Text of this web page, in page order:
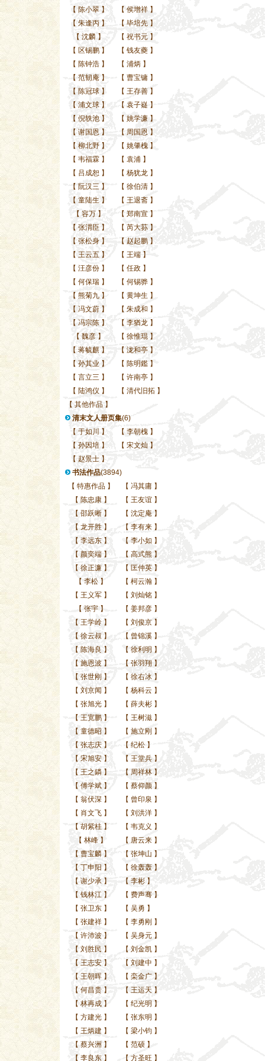
【 陈小翠 】 【 侯增祥 】
【 朱逢丙 】 【 毕培先 】
【 沈麟 】 【 祝书元 】
【 区锡鹏 】 【 钱友夔 】
【 陈钟浩 】 【 浦炳 】
【 范韧庵 】 【 曹宝镛 】
【 陈冠球 】 【 王存善 】
【 浦文球 】 【 袁子嶷 】
【 倪轶池 】 【 姚学濂 】
【 谢国恩 】 【 周国恩 】
【 柳北野 】 【 姚肇槐 】
【 韦福霖 】 【 袁浦 】
【 吕成恕 】 【 杨犹龙 】
【 阮汉三 】 【 徐伯清 】
【 童陆生 】 【 王退斋 】
【 容万 】 【 郑南宣 】
【 张渭臣 】 【 芮大荪 】
【 张松身 】 【 赵起鹏 】
【 王云五 】 【 王端 】
【 汪彦份 】 【 任政 】
【 何保瑞 】 【 何锡骅 】
【 熊菊九 】 【 黄坤生 】
【 冯文蔚 】 【 朱成和 】
【 冯宗陈 】 【 李猶龙 】
【 魏彦 】 【 徐惟琨 】
【 蒋毓麒 】 【 泷和亭 】
【 孙其业 】 【 陈明鑑 】
【 言立三 】 【 许南亭 】
【 陆鸿仪 】 【 清代旧拓 】
【 其他作品 】
清末文人册页集(6)
【 于如川 】 【 李朝槐 】
【 孙因培 】 【 宋文灿 】
【 赵景士 】
书法作品(3894)
【 特惠作品】 【 冯其庸 】
【 陈忠康】 【 王友谊 】
【 邵跃晰】 【 沈定庵 】
【 龙开胜】 【 李有来 】
【 李远东】 【 李小如 】
【 颜奕端】 【 高式熊 】
【 徐正濂】 【 匡仲英 】
【 李松】 【 柯云瀚 】
【 王义军】 【 刘灿铭 】
【 张宇】 【 姜邦彦 】
【 王学岭】 【 刘俊京 】
【 徐云叔 】 【 曾锦溪 】
【 陈海良 】 【 徐利明 】
【 施恩波】 【 张羽翔 】
【 张世刚 】 【 徐右冰 】
【 刘京闻 】 【 杨科云 】
【 张旭光】 【 薛夫彬 】
【 王宽鹏】 【 王树滋 】
【 童德昭 】 【 施立刚 】
【 张志庆】 【 纪松 】
【 宋旭安】 【 王堂兵 】
【 王之鏻】 【 周祥林 】
【 傅学斌】 【 蔡仰颜 】
【 翁伏深】 【 曾印泉 】
【 肖文飞】 【 刘洪洋 】
【 胡紫桂】 【 韦克义 】
【 林峰】 【 唐云来 】
【 曹宝麟】 【 张坤山 】
【 丁申阳 】 【 徐轰轰 】
【 谢少承】 【 李彬 】
【 钱林江】 【 费声骞 】
【 张卫东】 【 吴勇 】
【 张建祥】 【 李勇刚 】
【 许沛波】 【 吴身元 】
【 刘胜民 】 【 刘金凯 】
【 王志安】 【 刘建中 】
【 王朝晖】 【 栾金广 】
【 何昌贵】 【 王运天 】
【 林再成】 【 纪光明 】
【 方建光】 【 张东明 】
【 王炳建】 【 梁小钧 】
【 蔡兴洲 】 【 范硕 】
【 李良东】 【 方圣旺 】